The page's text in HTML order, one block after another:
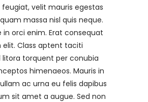
velit mauris egestas
massa nisl quis neque.
in orci enim. Erat consequat
elit. Class aptent taciti
litora torquent per conubia
himenaeos. Mauris in
ac urna eu felis dapibus
sit amet a augue. Sed non